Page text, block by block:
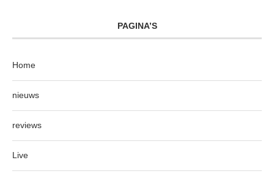
PAGINA’S
Home
nieuws
reviews
Live